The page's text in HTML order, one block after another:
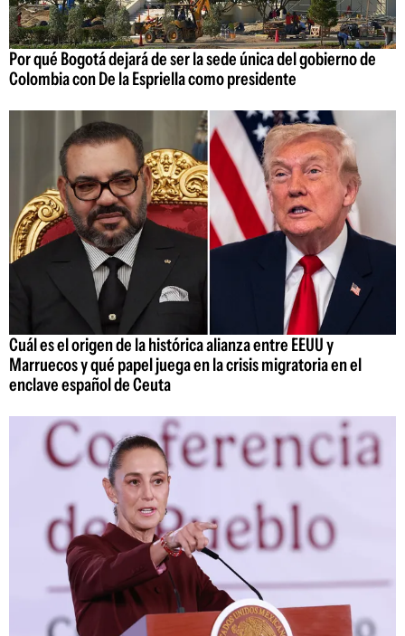
Por qué Bogotá dejará de ser la sede única del gobierno de
Colombia con De la Espriella como presidente
Cuál es el origen de la histórica alianza entre EEUU y
Marruecos y qué papel juega en la crisis migratoria en el
enclave español de Ceuta